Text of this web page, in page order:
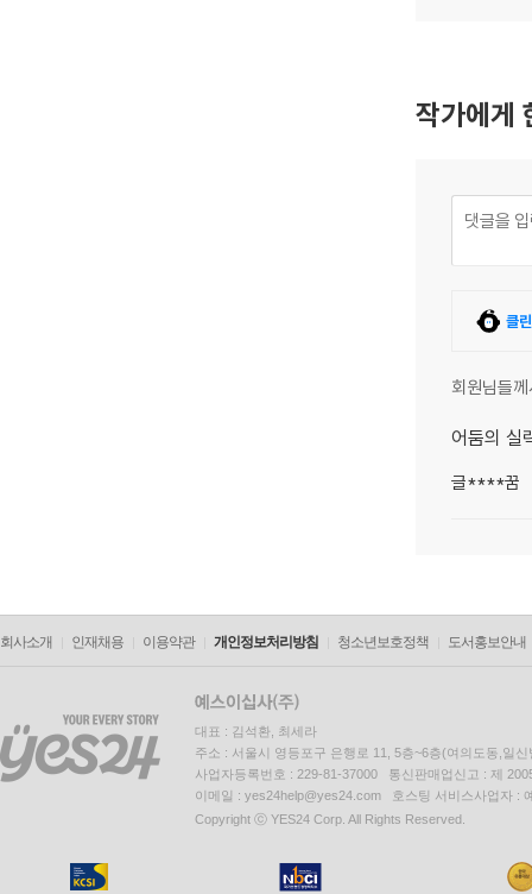
작가에게
클
회원님들
어둠의 실
글****꿈
회사소개 인재채용 이용약관 개인정보처리방침 청소년보호정책 도서홍보안내
대표 : 김석환, 최세라
주소 : 서울시 영등포구 은행로 11, 5층~6층(여의도동,일신
사업자등록번호 : 229-81-37000 통신판매업신고 : 제
이메일 : yes24help@yes24.com 호스팅 서비스사업자 :
Copyright ⓒ YES24 Corp. All Rights Reserved.